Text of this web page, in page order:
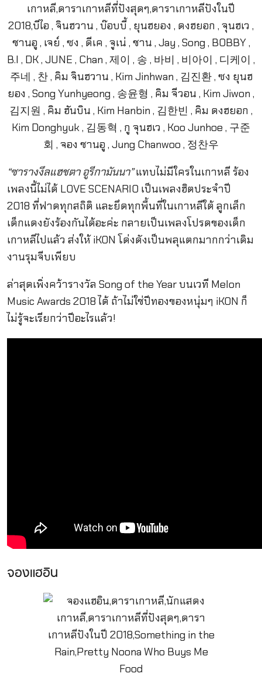
“ซารางงึลแฮชตา อูรีกามันนา”แทบไม่มีใครในเกาหลี ร้อง
เพลงนี้ไม่ได้ LOVE SCENARIO เป็นเพลงฮิตประจำปี
2018 ที่ฟาดทุกสถิติ และยึดทุกพื้นที่ในเกาหลีใต้ ลูกเล็ก
เด็กแดงยังร้องกันได้อะค่ะ กลายเป็นเพลงโปรดของเด็ก
เกาหลีไปแล้ว ส่งให้ iKON โด่งดังเป็นพลุแตกมากกว่าเดิม
งานรุมจีบเพียบ
ล่าสุดเพิ่งคว้ารางวัล Song of the Year บนเวที Melon
Music Awards 2018 ได้ ถ้าไม่ใช่ปีทองของหนุ่มๆ iKON ก็
ไม่รู้จะเรียกว่าปีอะไรแล้ว!
จองแฮอิน